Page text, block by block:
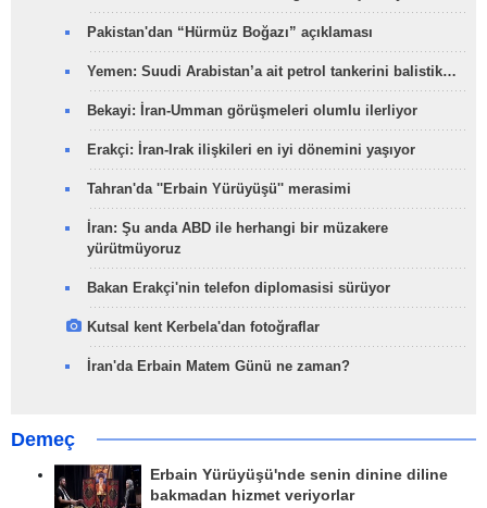
Pakistan'dan “Hürmüz Boğazı” açıklaması
Yemen: Suudi Arabistan’a ait petrol tankerini balistik…
Bekayi: İran-Umman görüşmeleri olumlu ilerliyor
Erakçi: İran-Irak ilişkileri en iyi dönemini yaşıyor
Tahran'da ''Erbain Yürüyüşü'' merasimi
İran: Şu anda ABD ile herhangi bir müzakere
yürütmüyoruz
Bakan Erakçi'nin telefon diplomasisi sürüyor
Kutsal kent Kerbela'dan fotoğraflar
İran'da Erbain Matem Günü ne zaman?
Demeç
Erbain Yürüyüşü'nde senin dinine diline
bakmadan hizmet veriyorlar